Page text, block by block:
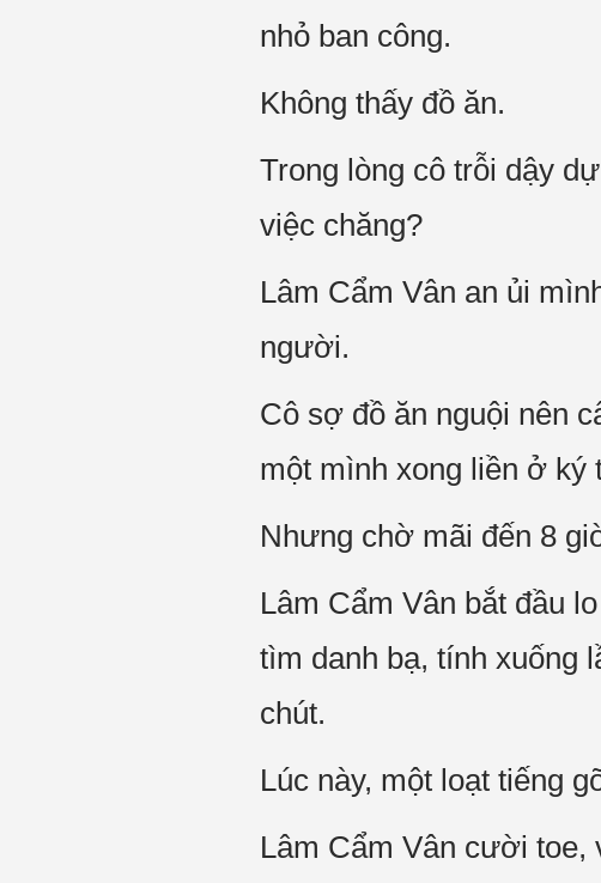
nhỏ ban công.
Không thấy đồ ăn.
Trong lòng cô trỗi dậy
việc chăng?
Lâm Cẩm Vân an ủi
người.
Cô sợ đồ ăn nguội nên
một mình xong liền ở ký
Nhưng chờ mãi đến 8
Lâm Cẩm Vân bắt đầu
tìm danh bạ, tính xuống
chút.
Lúc này, một loạt tiếng
Lâm Cẩm Vân cười